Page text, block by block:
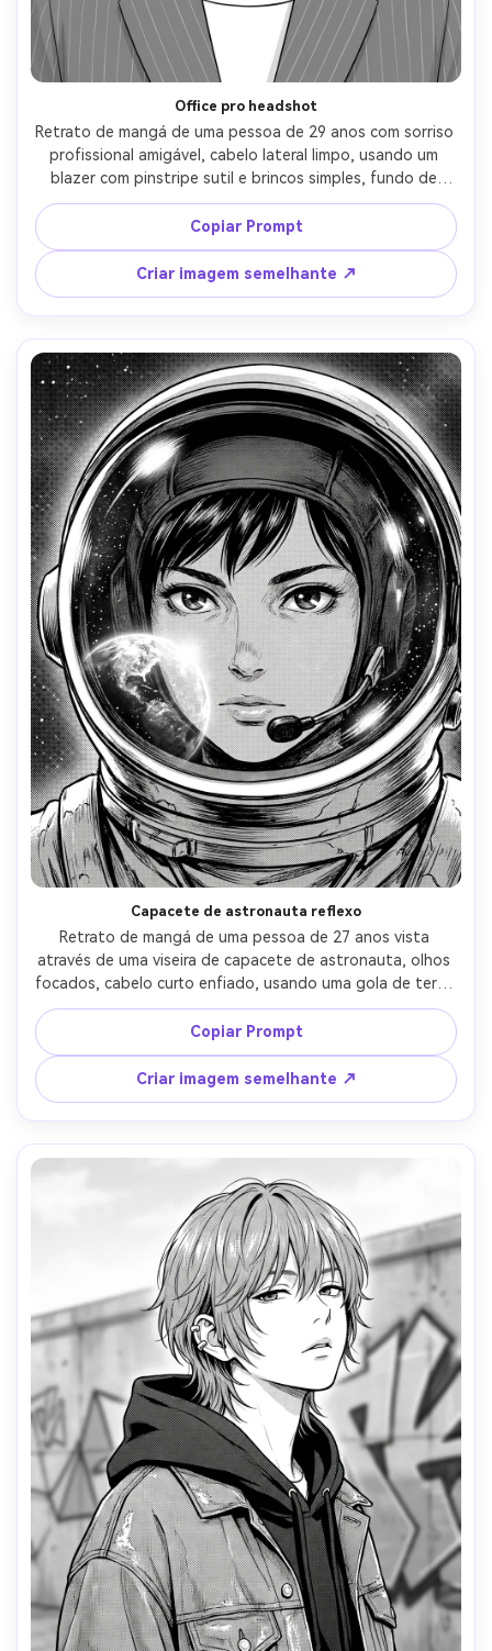
Office pro headshot
Retrato de mangá de uma pessoa de 29 anos com sorriso
profissional amigável, cabelo lateral limpo, usando um
blazer com pinstripe sutil e brincos simples, fundo de
escritório moderno suavemente borrado, iluminação estilo
softbox neutro, arte de linha limpa com gradientes
suaves de screentone, enquadramento de headshot
centrado, humor calmo confiante, mangá editorial
acabamento, sem texto, lente de 85mm, profundidade de
campo rasa-AR 4:5
Copiar Prompt
Criar imagem semelhante ↗
Capacete de astronauta reflexo
Retrato de mangá de uma pessoa de 27 anos vista
através de uma viseira de capacete de astronauta, olhos
focados, cabelo curto enfiado, usando uma gola de terno
e equipamento de comunicação, fundo de campo estelar
com brilho do planeta refletido na viseira, luz forte do aro
e destaques brilhantes, linhagem precisa, sombreamento
controlado de meio tom, composição de close-up
apertada, humor cheio de admiração, altos detalhes, sem
texto-AR 4:5
Copiar Prompt
Criar imagem semelhante ↗